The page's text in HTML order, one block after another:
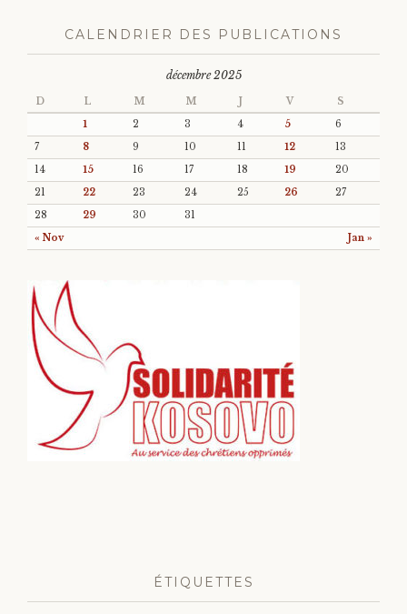
CALENDRIER DES PUBLICATIONS
décembre 2025
D L M M J V S
« Nov Jan »
1 2 3 4 5
6
7
8 9 10 11 12
13
14
15 16 17 18 19
20
21
22 23 24 25 26
27
28
29 30 31
ÉTIQUETTES